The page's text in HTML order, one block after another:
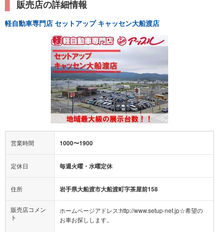
販売店の詳細情報
軽自動車専門店 セットアップ キャッセン大船渡店
営業時間 1000〜1900
定休日 毎週火曜・水曜定休
住所 岩手県大船渡市大船渡町字茶屋前158
販売店コメン
ト
ホームページアドレス:http://www.setup-net.jp☆希望の
お車お探しします。